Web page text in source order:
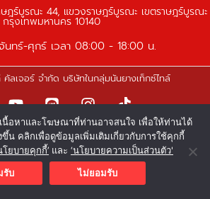
ษฎร์บูรณะ 44, แขวงราษฎร์บูรณะ เขตราษฎร์บูรณะ
กรุงเทพมหานคร 10140
จันทร์-ศุกร์ เวลา 08:00 - 18:00 น.
เจอร์ จำกัด บริษัทในกลุ่มนันยางเท็กซ์ไทล์
Y
o
u
t
u
e
L
i
n
e
I
n
s
t
a
g
r
T
i
k
t
o
เนื้อหาและโฆษณาที่ท่านอาจสนใจ เพื่อให้ท่านได้
น คลิกเพื่อดูข้อมูลเพิ่มเติมเกี่ยวกับการใช้คุกกี้
โยบายคุกกี้’ และ ‘นโยบายความเป็นส่วนตัว'
รับ
ไม่ยอมรับ